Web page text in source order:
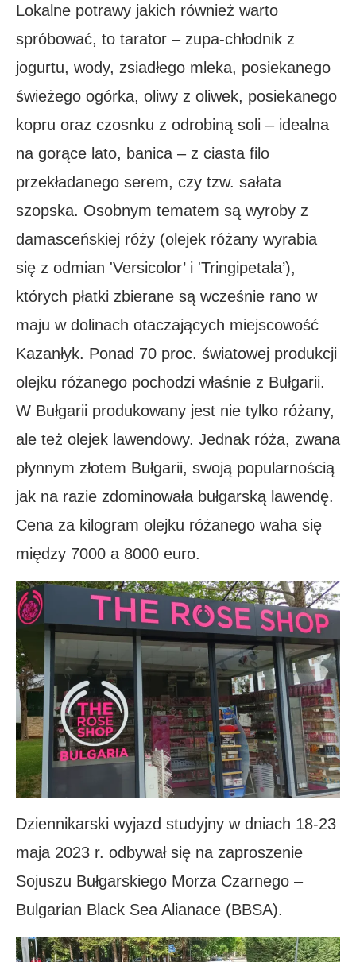
Lokalne potrawy jakich również warto
spróbować, to tarator – zupa-chłodnik z
jogurtu, wody, zsiadłego mleka, posiekanego
świeżego ogórka, oliwy z oliwek, posiekanego
kopru oraz czosnku z odrobiną soli – idealna
na gorące lato, banica – z ciasta filo
przekładanego serem, czy tzw. sałata
szopska. Osobnym tematem są wyroby z
damasceńskiej róży (olejek różany wyrabia
się z odmian 'Versicolor’ i 'Tringipetala’),
których płatki zbierane są wcześnie rano w
maju w dolinach otaczających miejscowość
Kazanłyk. Ponad 70 proc. światowej produkcji
olejku różanego pochodzi właśnie z Bułgarii.
W Bułgarii produkowany jest nie tylko różany,
ale też olejek lawendowy. Jednak róża, zwana
płynnym złotem Bułgarii, swoją popularnością
jak na razie zdominowała bułgarską lawendę.
Cena za kilogram olejku różanego waha się
między 7000 a 8000 euro.
Dziennikarski wyjazd studyjny w dniach 18-23
maja 2023 r. odbywał się na zaproszenie
Sojuszu Bułgarskiego Morza Czarnego –
Bulgarian Black Sea Alianace (BBSA).